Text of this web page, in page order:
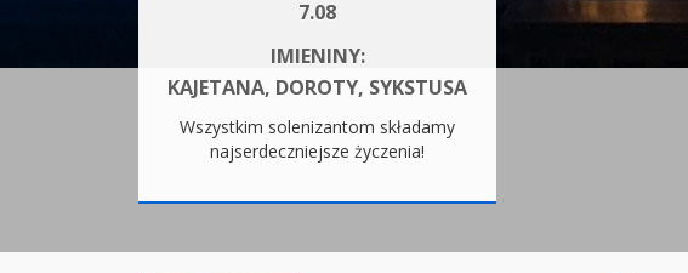
7.08
IMIENINY:
KAJETANA, DOROTY, SYKSTUSA
Wszystkim solenizantom składamy
najserdeczniejsze życzenia!